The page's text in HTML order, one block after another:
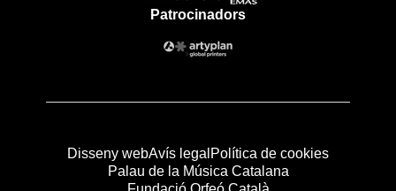
Patrocinadors
Disseny webAvís legal Política de cookies
Palau de la Música Catalana